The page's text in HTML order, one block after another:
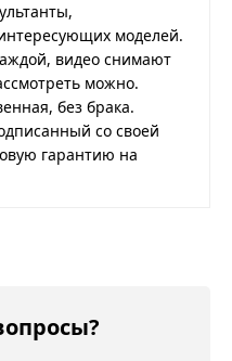
моделей.
видео снимают
можно.
без брака.
со своей
гарантию на